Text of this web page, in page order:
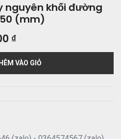
nguyên khối đường
(mm)
₫
VÀO GIỎ